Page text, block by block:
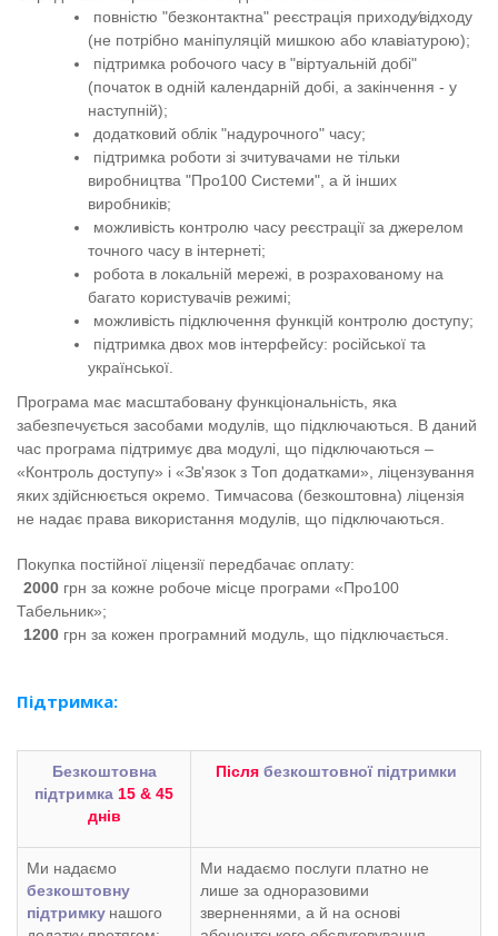
повністю "безконтактна" реєстрація приходу⁄відходу
(не потрібно маніпуляцій мишкою або клавіатурою);
підтримка робочого часу в "віртуальній добі"
(початок в одній календарній добі, а закінчення - у
наступній);
додатковий облік "надурочного" часу;
підтримка роботи зі зчитувачами не тільки
виробництва "Про100 Системи", а й інших
виробників;
можливість контролю часу реєстрації за джерелом
точного часу в інтернеті;
робота в локальній мережі, в розрахованому на
багато користувачів режимі;
можливість підключення функцій контролю доступу;
підтримка двох мов інтерфейсу: російської та
української
Програма має масштабовану функціональність, яка
забезпечується засобами модулів, що підключаються. В даний
час програма підтримує два модулі, що підключаються –
«Контроль доступу» і «Зв'язок з Топ додатками», ліцензування
якихздійснюється окремо Тимчасова (безкоштовна) ліцензія
не надає права використання модулів, що підключаються
Покупка постійної ліцензії передбачає оплату:
2000 грн за кожне робоче місце програми «Про100
Табельник»;
1200 грн за кожен програмний модуль, що підключається.
Підтримка:
Безкоштовна
підтримка 15 & 45
днів
Після безкоштовної підтримки
Ми надаємо
безкоштовну
підтримку нашого
Ми надаємо послуги платно не
лише за одноразовими
зверненнями, а й на основі